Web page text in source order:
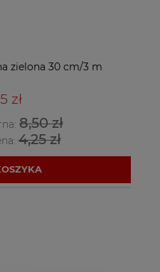
zielona 30 cm/3 m
zł
8,50 zł
4,25 zł